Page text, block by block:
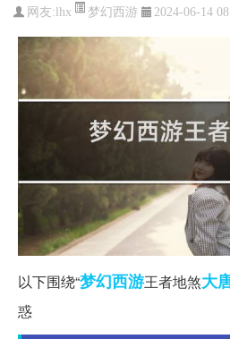
网友: lhx 梦幻西游 2024-06-14
以下围绕“梦幻西游王者地煞大
惑